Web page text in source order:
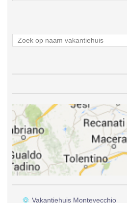
Vakantiehuis Montevecchio